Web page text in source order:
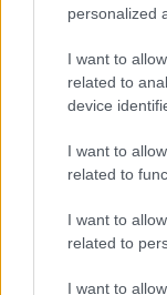
personalized
I want to
related to
device
I want to
related to
I want to
related to
I want to
Invia un